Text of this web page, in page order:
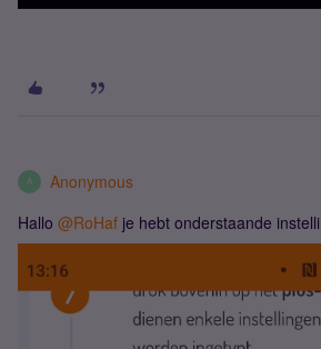
A Anonymous
Hallo @RoHaf je hebt onderstaande